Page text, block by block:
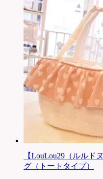
【LouLou29（ルルド
グ（トートタイプ）